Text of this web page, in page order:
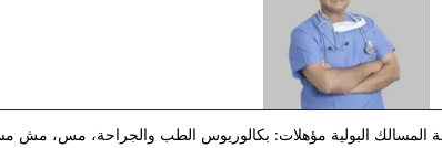
المسالك البولية مؤهلات: بكالوريوس الطب والجراحة، مس، مش